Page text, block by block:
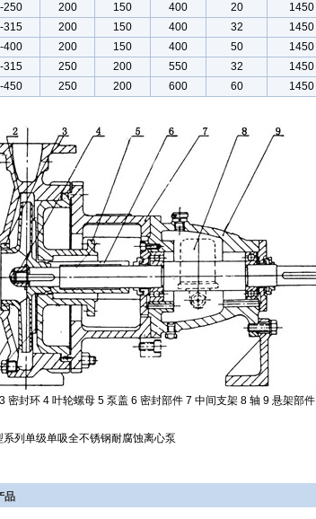
250
200 150 400 20 1450
315
200 150 400 32 1450
400
200 150 400 50 1450
315
250 200 550 32 1450
450
250 200 600 60 1450
密封环 4 叶轮螺母 5 泵盖 6 密封部件 7 中间支架 8 轴 9 悬架部件
系列单级单吸全不锈钢耐腐蚀离心泵
品